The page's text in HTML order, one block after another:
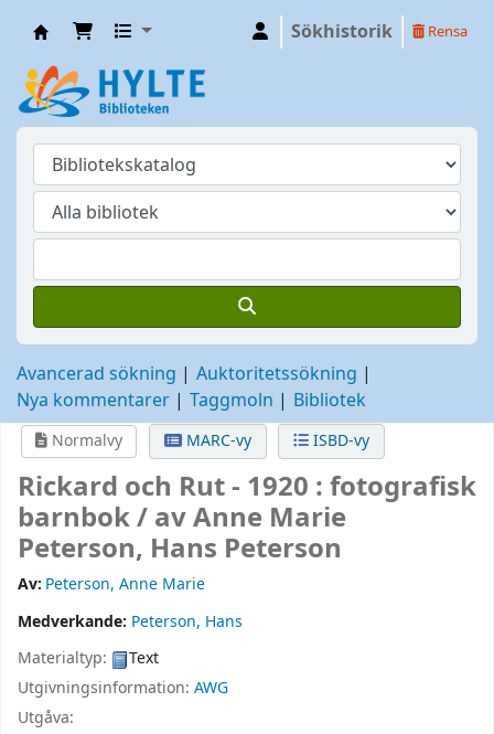
Sökhistorik Rensa
Avancerad sökning
Auktoritetssökning
Nya kommentarer
Taggmoln Bibliotek
Normalvy MARC-vy ISBD-vy
Rickard och Rut - 1920 : fotografisk
barnbok /av Anne Marie
Peterson, Hans Peterson
Av: Peterson, Anne Marie
Medverkande: Peterson, Hans
Materialtyp:
Text
Utgivningsinformation: AWG
Utgåva: